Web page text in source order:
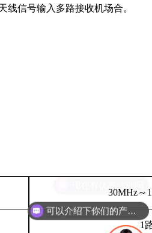
线信号输入多路接收机场合。
30MHz～
1
可以介绍下你们的产品么